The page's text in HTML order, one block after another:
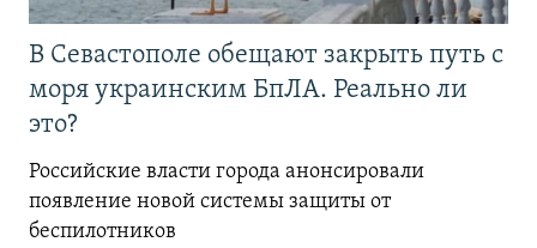
В Севастополе обещают закрыть путь с
моря украинским БпЛА. Реально ли
это?
Российские власти города анонсировали
появление новой системы защиты от
беспилотников